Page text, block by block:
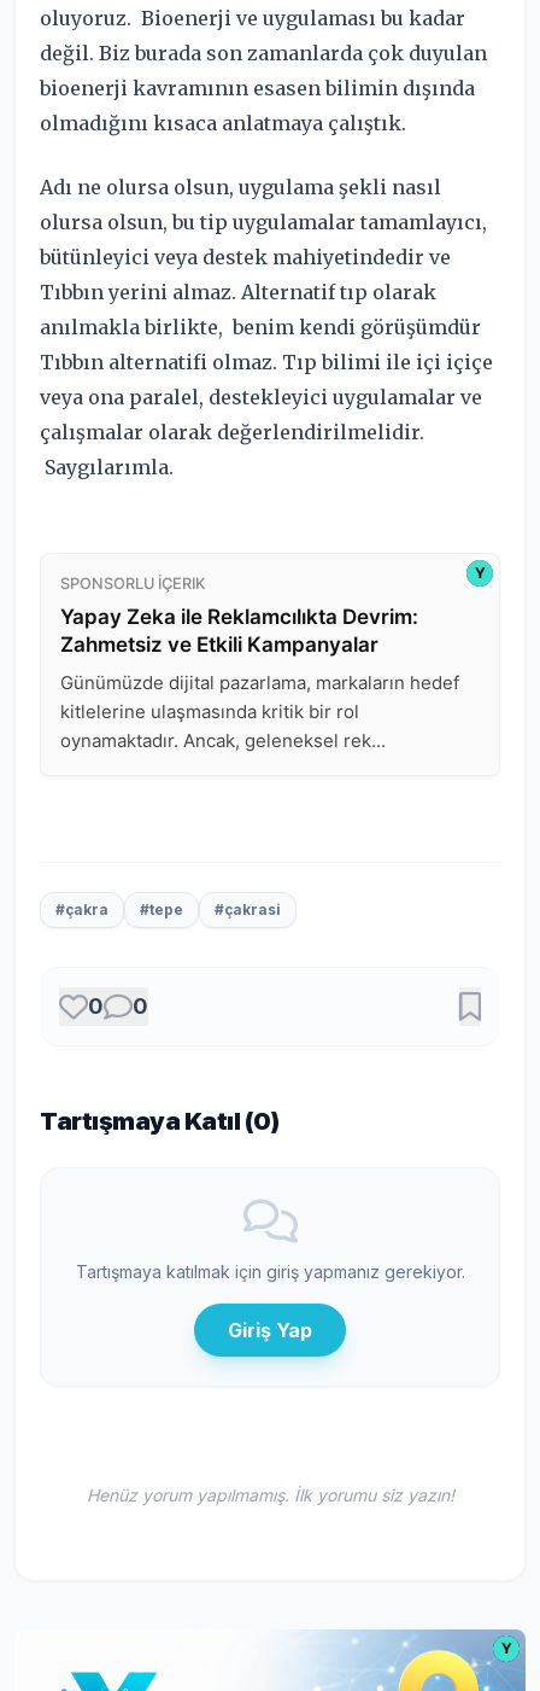
oluyoruz. Bioenerji ve uygulaması bu kadar
değil. Biz burada son zamanlarda çok duyulan
bioenerji kavramının esasen bilimin dışında
olmadığını kısaca anlatmaya çalıştık.
Adı ne olursa olsun, uygulama şekli nasıl
olursa olsun, bu tip uygulamalar tamamlayıcı,
bütünleyici veya destek mahiyetindedir ve
Tıbbın yerini almaz. Alternatif tıp olarak
anılmakla birlikte, benim kendi görüşümdür
Tıbbın alternatifi olmaz. Tıp bilimi ile içi içiçe
veya ona paralel, destekleyici uygulamalar ve
çalışmalar olarak değerlendirilmelidir.
Saygılarımla.
#çakra #tepe #çakrasi
0 0
Tartışmaya Katıl (0)
Tartışmaya katılmak için giriş yapmanız gerekiyor.
Giriş Yap
Henüz yorum yapılmamış. İlk yorumu siz yazın!